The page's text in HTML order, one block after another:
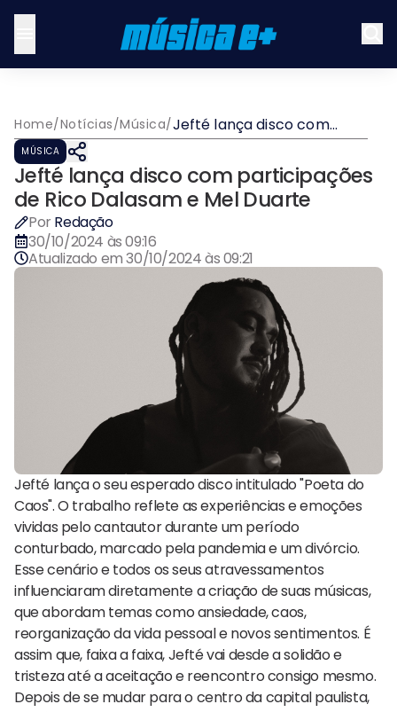
Home/Notícias/Música/Jefté lança disco com
participações de Rico
MÚSICA
Jefté lança disco com participações
de Rico Dalasam e Mel Duarte
Por Redação
30/10/2024 às 09:16
Atualizado em30/10/2024 às 09:21
Jefté lança o seu esperado disco intitulado "Poeta do
Caos". O trabalho reflete as experiências e emoções
vividas pelo cantautor durante um período
conturbado, marcado pela pandemia e um divórcio.
Esse cenário e todos os seus atravessamentos
influenciaram diretamente a criação de suas músicas,
que abordam temas como ansiedade, caos,
reorganização da vida pessoal e novos sentimentos. É
assim que, faixa a faixa, Jefté vai desde a solidão e
tristeza até a aceitação e reencontro consigo mesmo.
Depois de se mudar para o centro da capital paulista,